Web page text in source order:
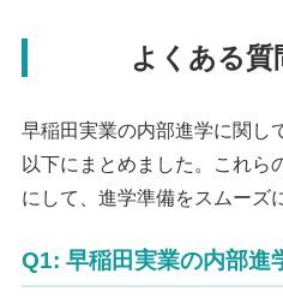
よくある質
早稲田実業の内部進学に関し
以下にまとめました。これら
にして、進学準備をスムーズ
Q1: 早稲田実業の内部進